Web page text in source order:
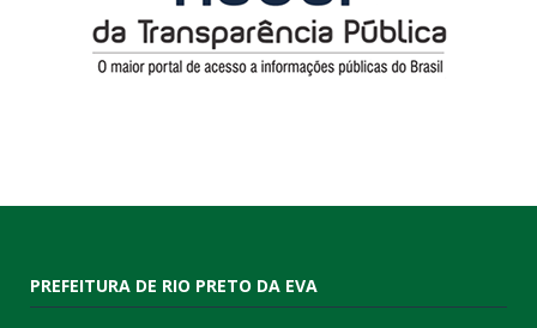
PREFEITURA DE RIO PRETO DA EVA